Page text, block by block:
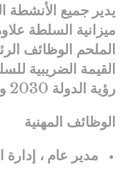
يدير جميع الأنشطة
ميزانية السلطة
الملحم الوظائف
القيمة الضريبية
رؤية الدولة 2030 وبرامج تحقيقها.
الوظائف المهنية
مدير عام ،